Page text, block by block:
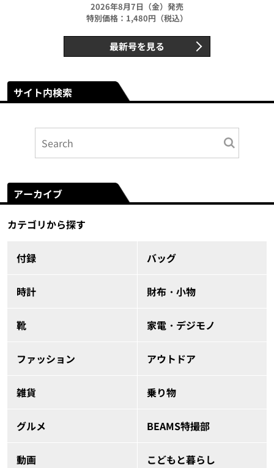
2026年8月7日（金）発売
特別価格：1,480円（税込）
最新号を見る
サイト内検索
アーカイブ
カテゴリから探す
付録 バッグ
時計 財布・小物
靴 家電・デジモノ
ファッション アウトドア
雑貨 乗り物
グルメ BEAMS特撮部
動画 こどもと暮らし